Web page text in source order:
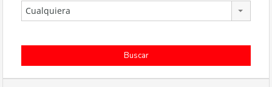
Cualquiera